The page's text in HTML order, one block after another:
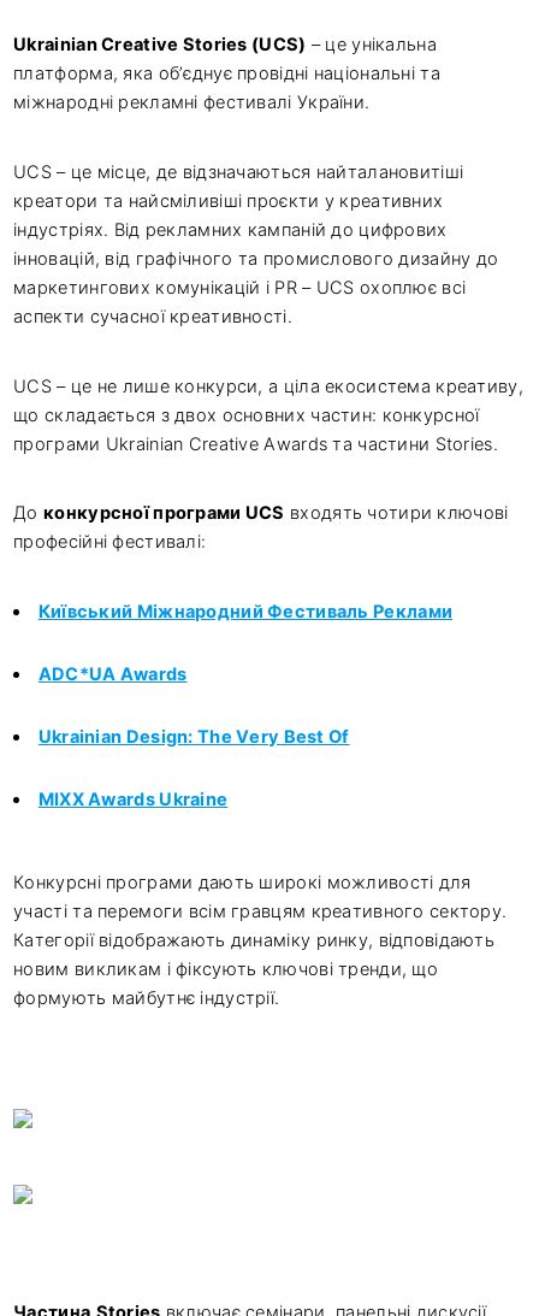
Ukrainian Creative Stories (UCS) – це унікальна
платформа, яка об’єднує провідні національні та
міжнародні рекламні фестивалі України.
UCS – це місце, де відзначаються найталановитіші
креатори та найсміливіші проєкти у креативних
індустріях. Від рекламних кампаній до цифрових
інновацій, від графічного та промислового дизайну до
маркетингових комунікацій і PR – UCS охоплює всі
аспекти сучасної креативності.
UCS – це не лише конкурси, а ціла екосистема креативу,
що складається з двох основних частин: конкурсної
програми Ukrainian Creative Awards та частини Stories.
Доконкурсної програми UCS входять чотири ключові
професійні фестивалі:
Київський Міжнародний Фестиваль Реклами
ADC*UA Awards
Ukrainian Design: The Very Best Of
MIXX Awards Ukraine
Конкурсні програми дають широкі можливості для
участі та перемоги всім гравцям креативного сектору.
Категорії відображають динаміку ринку, відповідають
новим викликам і фіксують ключові тренди, що
формують майбутнє індустрії.